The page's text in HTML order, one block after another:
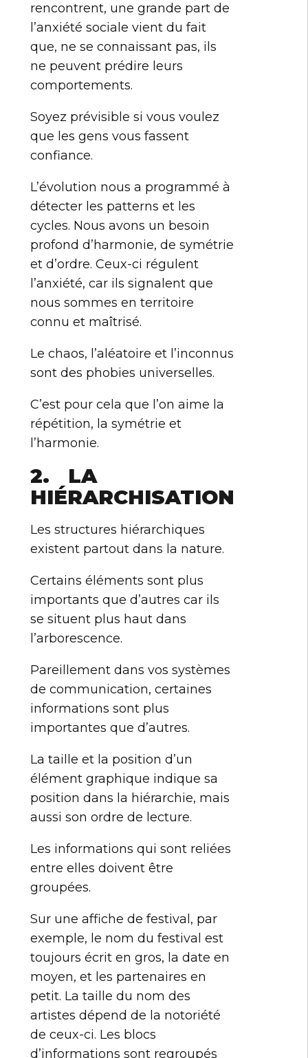
rencontrent, une grande part de
l’anxiété sociale vient du fait
que, ne se connaissant pas, ils
ne peuvent prédire leurs
comportements.
Soyez prévisible si vous voulez
que les gens vous fassent
confiance.
L’évolution nous a programmé à
détecter les patterns et les
cycles. Nous avons un besoin
profond d’harmonie, de symétrie
et d’ordre. Ceux-ci régulent
l’anxiété, car ils signalent que
nous sommes en territoire
connu et maîtrisé.
Le chaos, l’aléatoire et l’inconnus
sont des phobies universelles.
C’est pour cela que l’on aime la
répétition, la symétrie et
l’harmonie.
2. LA
HIÉRARCHISATION
Les structures hiérarchiques
existent partout dans la nature.
Certains éléments sont plus
importants que d’autres car ils
se situent plus haut dans
l’arborescence.
Pareillement dans vos systèmes
de communication, certaines
informations sont plus
importantes que d’autres.
La taille et la position d’un
élément graphique indique sa
position dans la hiérarchie, mais
aussi son ordre de lecture.
Les informations qui sont reliées
entre elles doivent être
groupées.
Sur une affiche de festival, par
exemple, le nom du festival est
toujours écrit en gros, la date en
moyen, et les partenaires en
petit. La taille du nom des
artistes dépend de la notoriété
de ceux-ci. Les blocs
d’informations sont regroupés